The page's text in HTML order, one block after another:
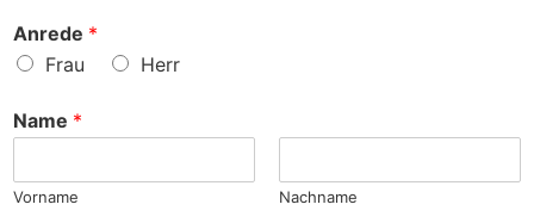
S
a
c
e
d
e
n
Anrede *
Frau
Herr
Name *
Vorname Nachname